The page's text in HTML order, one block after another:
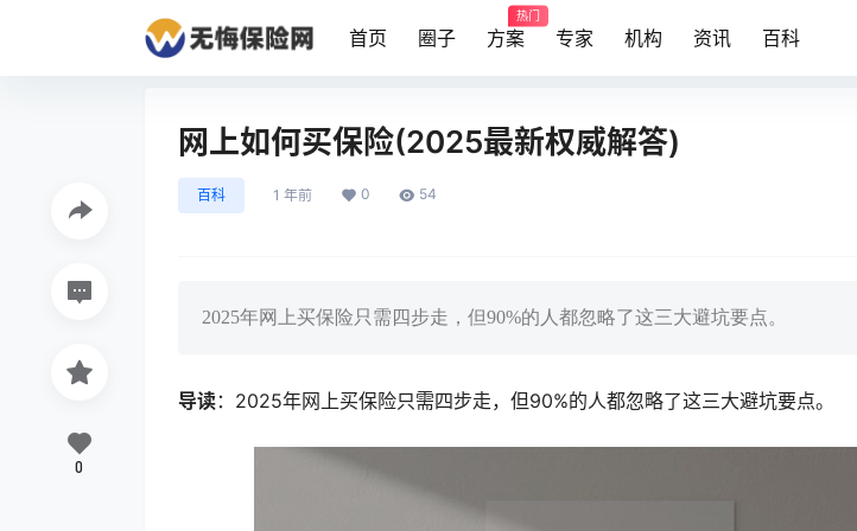
首页 圈子 方案
热门
专家 机构 资讯 百科
网上如何买保险(2025最新权威解答)
百科 1 年前 0 54
2025年网上买保险只需四步走，但90%的人都忽略了这三大避坑要点。
导读：2025年网上买保险只需四步走，但90%的人都忽略了这三大避坑要点。
0